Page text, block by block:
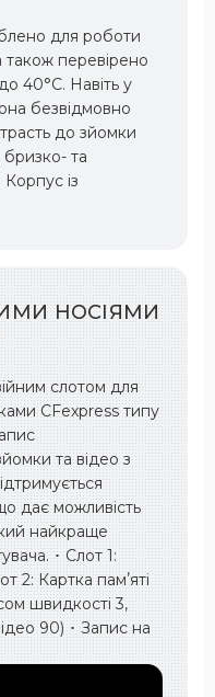
для роботи
також перевірено
40°C. Навіть у
безвідмовно
до зйомки
бризко- та
Корпус із
НОСІЯМИ
слотом для
CFexpress типу
та відео з
дає можливість
найкраще
･ Слот 1:
2: Картка памʼяті
швидкості 3,
90) ･ Запис на